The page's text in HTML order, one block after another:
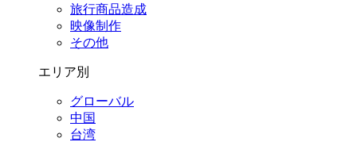
旅行商品造成
映像制作
その他
エリア別
グローバル
中国
台湾